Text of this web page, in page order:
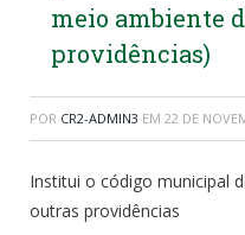
meio ambiente
providências)
POR CR2-ADMIN3 EM 22 DE
Institui o código municipal
outras providências